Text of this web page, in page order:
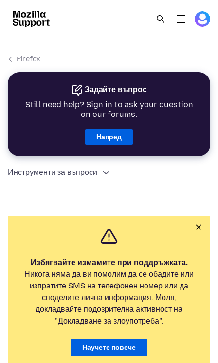
Firefox
Задайте въпрос
Still need help? Sign in to ask your question
on our forums.
Напред
Инструменти за въпроси
Избягвайте измамите при поддръжката.
Никога няма да ви помолим да се обадите или
изпратите SMS на телефонен номер или да
споделите лична информация. Моля,
докладвайте подозрителна активност на
"Докладване за злоупотреба".
Научете повече